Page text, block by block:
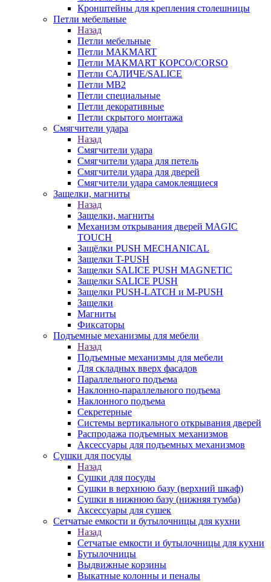
Кронштейны для крепления столешницы
Петли мебельные
Назад
Петли мебельные
Петли MAKMART
Петли MAKMART КОРСО/CORSO
Петли САЛИЧЕ/SALICE
Петли MB2
Петли специальные
Петли декоративные
Петли скрытого монтажа
Смягчители удара
Назад
Смягчители удара
Смягчители удара для петель
Смягчители удара для дверей
Cмягчители удара самоклеящиеся
Защелки, магниты
Назад
Защелки, магниты
Механизм открывания дверей MAGIC
TOUCH
Защёлки PUSH MECHANICAL
Защелки T-PUSH
Защелки SALICE PUSH MAGNETIC
Защелки SALICE PUSH
Защелки PUSH-LATCH и M-PUSH
Защелки
Магниты
Фиксаторы
Подъемные механизмы для мебели
Назад
Подъемные механизмы для мебели
Для складных вверх фасадов
Параллельного подъема
Наклонно-параллельного подъема
Наклонного подъема
Секретерные
Системы вертикального открывания дверей
Распродажа подъемных механизмов
Аксессуары для подъемных механизмов
Сушки для посуды
Назад
Сушки для посуды
Сушки в верхнюю базу (верхний шкаф)
Сушки в нижнюю базу (нижняя тумба)
Аксессуары для сушек
Сетчатые емкости и бутылочницы для кухни
Назад
Сетчатые емкости и бутылочницы для кухни
Бутылочницы
Выдвижные корзины
Выкатные колонны и пеналы